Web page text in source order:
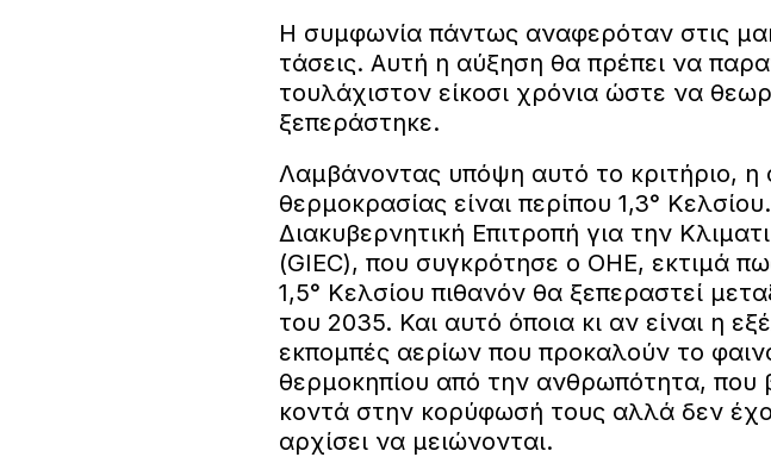
Η συμφωνία πάντως αναφερόταν στις
τάσεις. Αυτή η αύξηση θα πρέπει να
τουλάχιστον είκοσι χρόνια ώστε να
ξεπεράστηκε.
Λαμβάνοντας υπόψη αυτό το κριτήριο, η
θερμοκρασίας είναι περίπου 1,3°
Διακυβερνητική Επιτροπή για την
(GIEC), που συγκρότησε ο ΟΗΕ, εκτιμά
1,5° Κελσίου πιθανόν θα ξεπεραστεί
του 2035. Και αυτό όποια κι αν είναι η
εκπομπές αερίων που προκαλούν το
θερμοκηπίου από την ανθρωπότητα, που
κοντά στην κορύφωσή τους αλλά δεν
αρχίσει να μειώνονται.